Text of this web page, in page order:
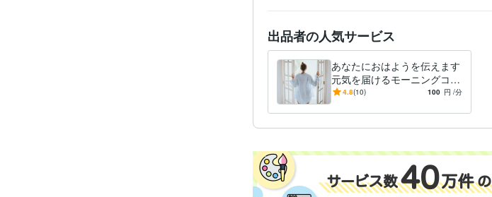
出品者の人気サービス
あなたにおはようを伝えます
元気を届けるモーニングコー
ル：一日の始まりを明るく
4.8(10) 100 円 /分